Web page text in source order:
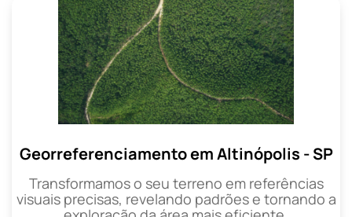
Georreferenciamento em Altinópolis - SP
Transformamos o seu terreno em referências
visuais precisas, revelando padrões e tornando a